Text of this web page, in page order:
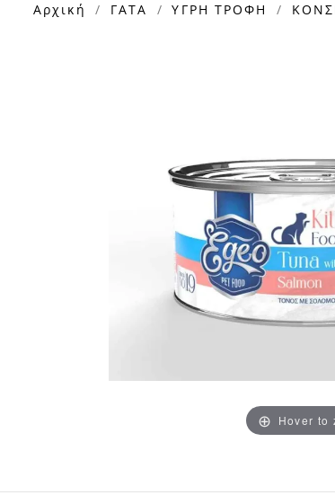
Αρχική ΓΑΤΑ ΥΓΡΗ ΤΡΟΦΗ
Hover to